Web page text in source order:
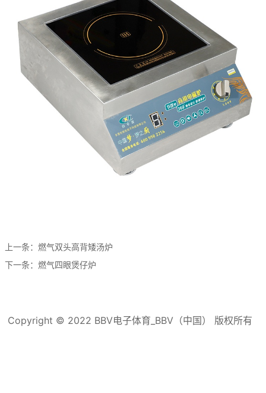
上一条： 燃气双头高背矮汤炉
下一条： 燃气四眼煲仔炉
Copyright © 2022 BBV电子体育_BBV（中国） 版权所有